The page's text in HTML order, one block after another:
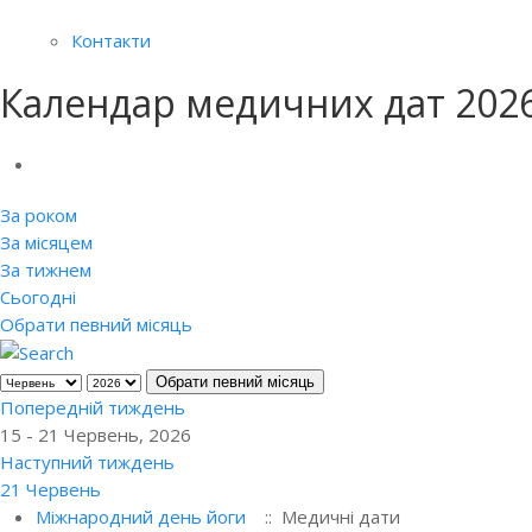
Контакти
Календар медичних дат
За роком
За місяцем
За тижнем
Сьогодні
Обрати певний місяць
Обрати певний місяць
Попередній тиждень
15 - 21 Червень, 2026
Наступний тиждень
21 Червень
Міжнародний день йоги
:: Медичні дати